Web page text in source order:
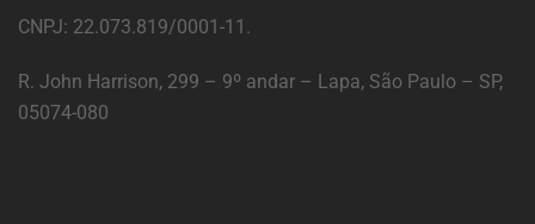
CNPJ: 22.073.819/0001-11.
R. John Harrison, 299 – 9º andar – Lapa, São Paulo – SP,
05074-080